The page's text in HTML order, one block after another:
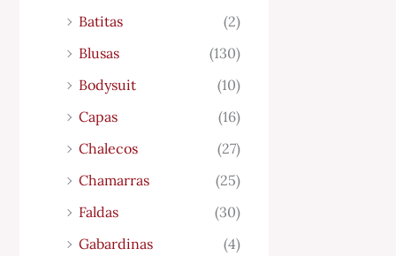
Batitas
(2)
Blusas
(130)
Bodysuit
(10)
Capas
(16)
Chalecos
(27)
Chamarras
(25)
Faldas
(30)
Gabardinas
(4)